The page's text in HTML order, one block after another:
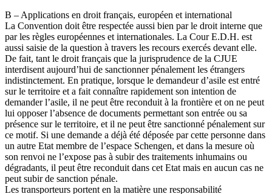
B – Applications en droit français, européen et international
La Convention doit être respectée aussi bien par le droit interne que
par les règles européennes et internationales. La Cour E.D.H. est
aussi saisie de la question à travers les recours exercés devant elle.
De fait, tant le droit français que la jurisprudence de la CJUE
interdisent aujourd’hui de sanctionner pénalement les étrangers
indistinctement. En pratique, lorsque le demandeur d’asile est entré
sur le territoire et a fait connaître rapidement son intention de
demander l’asile, il ne peut être reconduit à la frontière et on ne peut
lui opposer l’absence de documents permettant son entrée ou sa
présence sur le territoire, et il ne peut être sanctionné pénalement sur
ce motif. Si une demande a déjà été déposée par cette personne dans
un autre Etat membre de l’espace Schengen, et dans la mesure où
son renvoi ne l’expose pas à subir des traitements inhumains ou
dégradants, il peut être reconduit dans cet Etat mais en aucun cas ne
peut subir de sanction pénale.
Les transporteurs portent en la matière une responsabilité